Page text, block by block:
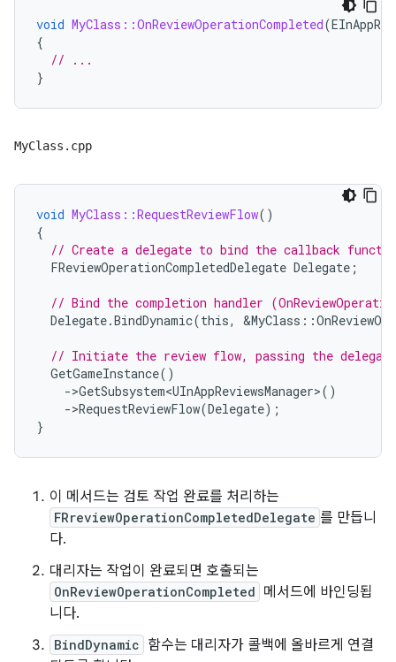
void MyClass::OnReviewOperationCompleted(
{
// ...
}
MyClass.cpp
void MyClass::RequestReviewFlow()
{
// Create a delegate to bind the callback
FReviewOperationCompletedDelegate Delegate ;
// Bind the completion handler
Delegate.BindDynamic(this, &MyClass ::
// Initiate the review flow, passing the
GetGameInstance()
->GetSubsystem<UInAppReviewsManager>()
->RequestReviewFlow(Delegate);
}
이 메서드는 검토 작업 완료를 처리하는
FRreviewOperationCompletedDelegate 를 만듭니
다.
대리자는 작업이 완료되면 호출되는
OnReviewOperationCompleted 메서드에 바인딩됩
니다.
BindDynamic 함수는 대리자가 콜백에 올바르게 연결